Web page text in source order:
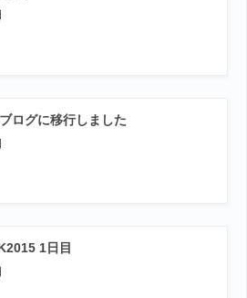
ログに移行しました
1日目